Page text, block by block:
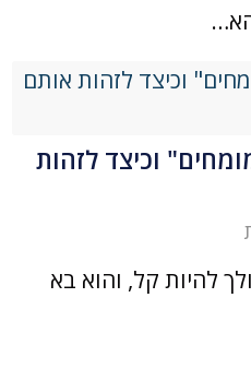
וכיצד לזהות
להיות קל, והוא בא